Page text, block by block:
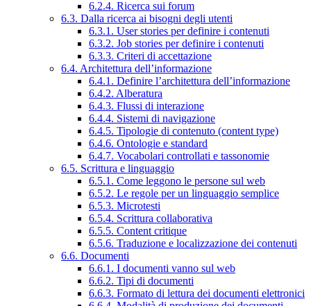
6.2.4. Ricerca sui forum
6.3. Dalla ricerca ai bisogni degli utenti
6.3.1. User stories per definire i contenuti
6.3.2. Job stories per definire i contenuti
6.3.3. Criteri di accettazione
6.4. Architettura dell’informazione
6.4.1. Definire l’architettura dell’informazione
6.4.2. Alberatura
6.4.3. Flussi di interazione
6.4.4. Sistemi di navigazione
6.4.5. Tipologie di contenuto (content type)
6.4.6. Ontologie e standard
6.4.7. Vocabolari controllati e tassonomie
6.5. Scrittura e linguaggio
6.5.1. Come leggono le persone sul web
6.5.2. Le regole per un linguaggio semplice
6.5.3. Microtesti
6.5.4. Scrittura collaborativa
6.5.5. Content critique
6.5.6. Traduzione e localizzazione dei contenuti
6.6. Documenti
6.6.1. I documenti vanno sul web
6.6.2. Tipi di documenti
6.6.3. Formato di lettura dei documenti elettronici